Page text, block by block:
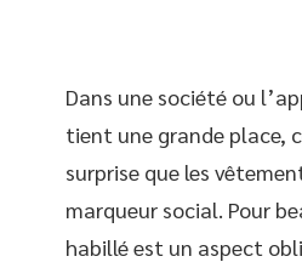
Dans une société ou
tient une grande place,
surprise que les
marqueur social. Pour
habillé est un aspect